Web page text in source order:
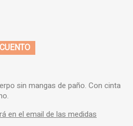
sin mangas de paño. Con cinta
en el email de las medidas